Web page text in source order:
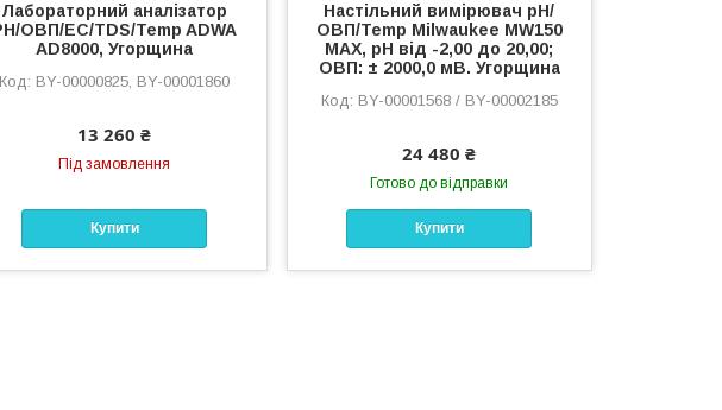
Лабораторний аналізатор
OВП/EC/TDS/Temp ADWA
AD8000, Угорщина
BY-00000825, BY-00001860
13 260 ₴
Під замовлення
Купити
Настільний вимірювач pH/
ОВП/Temp Milwaukee MW150
MAX, pH від -2,00 до 20,00;
ОВП: ± 2000,0 мВ. Угорщина
BY-00001568 / BY-00002185
24 480 ₴
Готово до відправки
Купити